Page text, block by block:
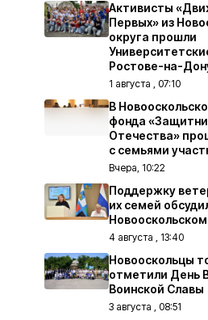
Активисты
Первых» из
округа прошли
Ростове-на-
1 августа , 07:10
В
фонда
Отечества»
с семьями
Вчера, 10:22
Поддержку
их семей
Новооскольском
4 августа , 13:40
Новооскольцы
отметили День
Воинской Славы
3 августа , 08:51